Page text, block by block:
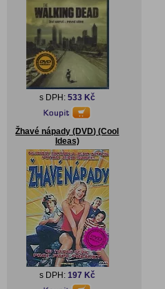
s DPH: 533 Kč
Žhavé nápady (DVD) (Cool
Ideas)
s DPH: 197 Kč